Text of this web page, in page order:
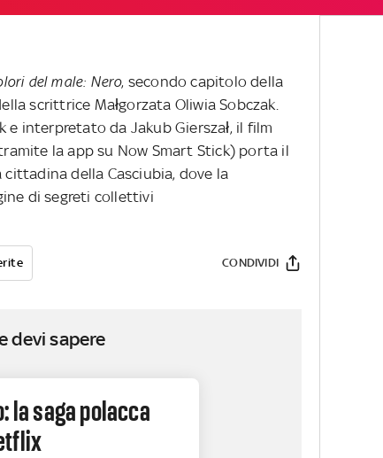
del male: Nero, secondo capitolo della
scrittrice Małgorzata Oliwia Sobczak.
interpretato da Jakub Gierszał, il film
la app su Now Smart Stick) porta il
della Casciubia, dove la
di segreti collettivi
CONDIVIDI
devi sapere
la saga polacca